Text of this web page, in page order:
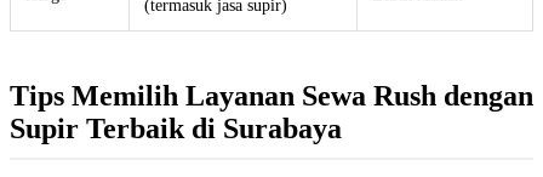
(termasuk jasa supir)
Tips Memilih Layanan Sewa Rush dengan
Supir Terbaik di Surabaya